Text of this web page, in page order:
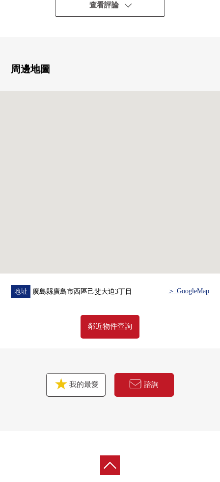
0 可飼養寵物(有另外的飼養細則)
[在討論對自己斐區域的移動的顧客]
查看評論
周邊地圖
地址 廣島縣廣島市西區己斐大迫3丁目 ＞ GoogleMap
鄰近物件查詢
我的最愛 諮詢